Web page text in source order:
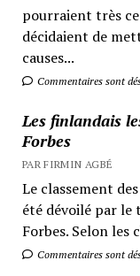
pourraient très
décidaient de
causes...
Commentaires sont
Les finlandais
Forbes
PAR FIRMIN AGBÉ
Le classement
été dévoilé par le
Forbes. Selon les
Commentaires sont